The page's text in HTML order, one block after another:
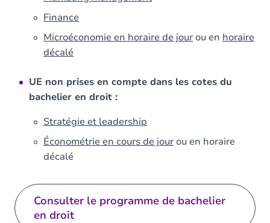
Finance
Microéconomie en horaire de jour ou en horaire
décalé
UE non prises en compte dans les cotes du
bachelier en droit :
Stratégie et leadership
Économétrie en cours de jour ou en horaire
décalé
Consulter le programme de bachelier
en droit